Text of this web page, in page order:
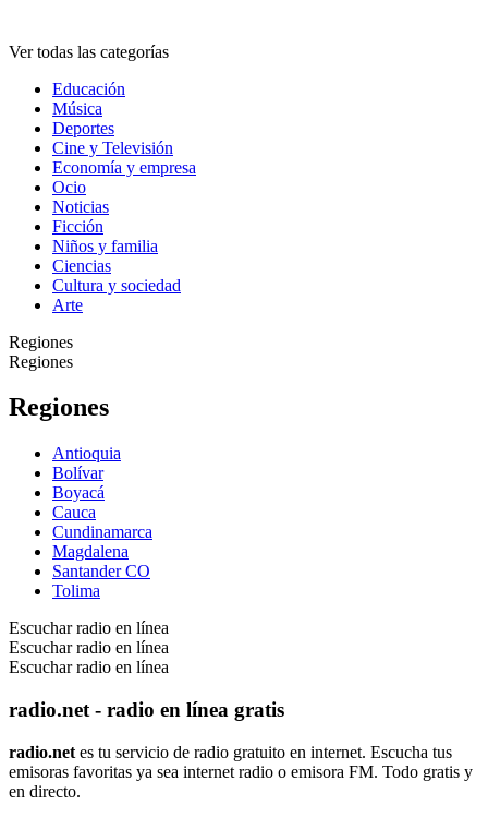
Ver todas las categorías
Educación
Música
Deportes
Cine y Televisión
Economía y empresa
Ocio
Noticias
Ficción
Niños y familia
Ciencias
Cultura y sociedad
Arte
Regiones
Regiones
Regiones
Antioquia
Bolívar
Boyacá
Cauca
Cundinamarca
Magdalena
Santander CO
Tolima
Escuchar radio en línea
Escuchar radio en línea
Escuchar radio en línea
radio.net - radio en línea gratis
radio.net es tu servicio de radio gratuito en internet. Escucha tus
emisoras favoritas ya sea internet radio o emisora FM. Todo gratis y
en directo.